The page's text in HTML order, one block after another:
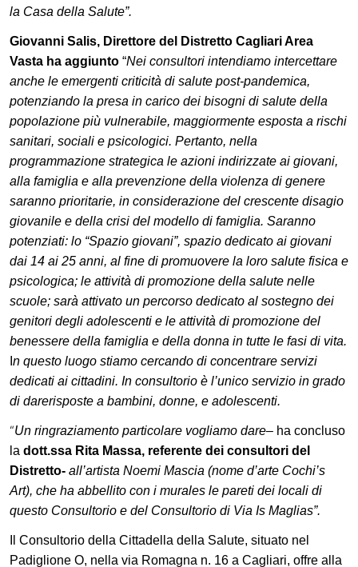
la Casa della Salute”.
Giovanni Salis, Direttore del Distretto Cagliari Area
Vasta ha aggiunto “Nei consultori intendiamo intercettare
anche le emergenti criticità di salute post-pandemica,
potenziando la presa in carico dei bisogni di salute della
popolazione più vulnerabile, maggiormente esposta a rischi
sanitari, sociali e psicologici. Pertanto, nella
programmazione strategica le azioni indirizzate ai giovani,
alla famiglia e alla prevenzione della violenza di genere
saranno prioritarie, in considerazione del crescente disagio
giovanile e della crisi del modello di famiglia. Saranno
potenziati: lo “Spazio giovani”, spazio dedicato ai giovani
dai 14 ai 25 anni, al fine di promuovere la loro salute fisica e
psicologica; le attività di promozione della salute nelle
scuole; sarà attivato un percorso dedicato al sostegno dei
genitori degli adolescenti e le attività di promozione del
benessere della famiglia e della donna in tutte le fasi di vita.
n questo luogo stiamo cercando di concentrare servizi
dedicati ai cittadini. In consultorio è l’unico servizio in grado
di darerisposte a bambini, donne, e adolescenti.
“Un ringraziamento particolare vogliamo dare– ha concluso
la dott.ssa Rita Massa, referente dei consultori del
Distretto- all’artista Noemi Mascia (nome d’arte Cochi’s
Art), che ha abbellito con i murales le pareti dei locali di
questo Consultorio e del Consultorio di Via Is Maglias”.
Il Consultorio della Cittadella della Salute, situato nel
Padiglione O, nella via Romagna n. 16 a Cagliari, offre alla